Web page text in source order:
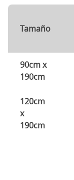
Tamaño
90cm x
190cm
120cm
x
190cm